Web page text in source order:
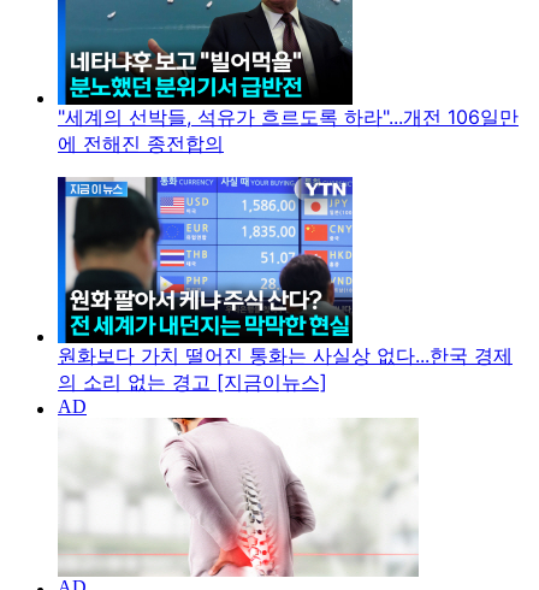
"세계의 선박들, 석유가 흐르도록 하라"...개전 106일만
에 전해진 종전합의
원화보다 가치 떨어진 통화는 사실상 없다...한국 경제
의 소리 없는 경고 [지금이뉴스]